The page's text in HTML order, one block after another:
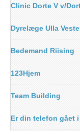
Clinic Dorte V v/
Dyrelæge Ulla
Bedemand Riising
123Hjem
Team Building
Er din telefon gået